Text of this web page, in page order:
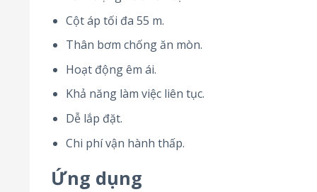
Cột áp tối đa 55 m.
Thân bơm chống ăn mòn.
Hoạt động êm ái.
Khả năng làm việc liên tục.
Dễ lắp đặt.
Chi phí vận hành thấp.
Ứng dụng